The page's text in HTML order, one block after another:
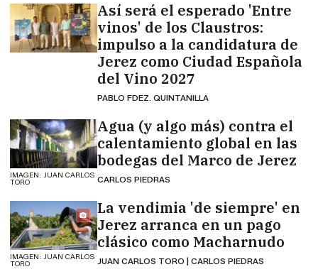
Así será el esperado 'Entre
vinos' de los Claustros:
impulso a la candidatura de
Jerez como Ciudad Española
del Vino 2027
PABLO FDEZ. QUINTANILLA
IMAGEN: JUAN CARLOS
TORO
Agua (y algo más) contra el
calentamiento global en las
bodegas del Marco de Jerez
CARLOS PIEDRAS
IMAGEN: JUAN CARLOS
TORO
La vendimia 'de siempre' en
Jerez arranca en un pago
clásico como Macharnudo
JUAN CARLOS TORO | CARLOS PIEDRAS